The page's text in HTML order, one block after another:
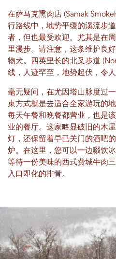
在萨马克熏肉店 (Samak
行路线中，地势平缓的溪流步
者，但也最受欢迎。尤其是在
里漫步。请注意，这条维护良
物犬。四英里长的北叉步道
线，人迹罕至，地势起伏，令人
毫无疑问，在尤因塔山脉度过
束方式就是去适合全家游玩的地
每天午餐和晚餐都营业，也是
业的餐厅。这家略显破旧的木
灯，还保留着早已关门的酒吧
炉。在这里，您可以一边啜饮
等待一份美味的西式费城牛肉
入口即化的排骨。